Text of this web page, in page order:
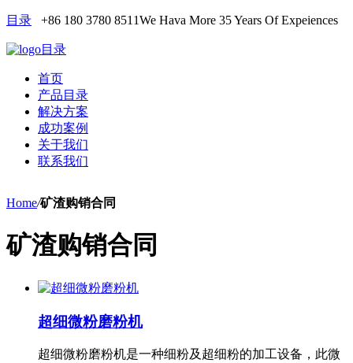
目录 +86 180 3780 8511We Hava More 35 Years Of Expeiences
目录
首页
产品目录
解决方案
成功案例
关于我们
联系我们
Home/矿渣购销合同
矿渣购销合同
超细微粉磨粉机
超细微粉磨粉机是一种细粉及超细粉的加工设备，此微